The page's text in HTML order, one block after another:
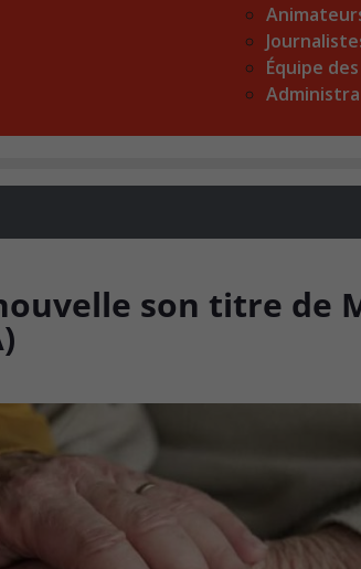
Équipe
son titre de